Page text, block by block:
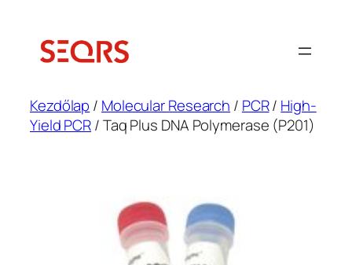
tartalomhoz
Kezdőlap / Molecular Research / PCR/ High-
Yield PCR/ Taq Plus DNA Polymerase (P201)